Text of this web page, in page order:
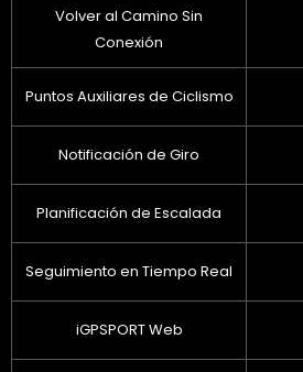
Volver al Camino Sin
Conexión
Puntos Auxiliares de Ciclismo
Notificación de Giro
Planificación de Escalada
Seguimiento en Tiempo Real
iGPSPORT Web